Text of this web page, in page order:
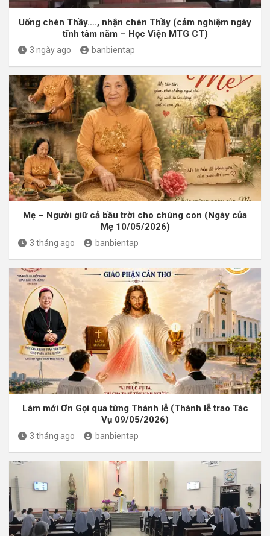
Uống chén Thầy…., nhận chén Thầy (cảm nghiệm ngày
tĩnh tâm năm – Học Viện MTG CT)
3 ngày ago banbientap
Mẹ – Người giữ cả bầu trời cho chúng con (Ngày của
Mẹ 10/05/2026)
3 tháng ago banbientap
Làm mới Ơn Gọi qua từng Thánh lễ (Thánh lễ trao Tác
Vụ 09/05/2026)
3 tháng ago banbientap